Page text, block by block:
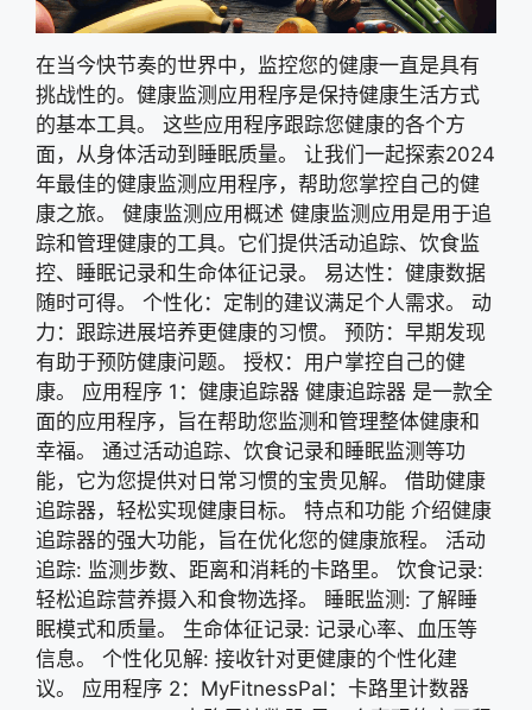
在当今快节奏的世界中，监控您的健康一直是具有
挑战性的。健康监测应用程序是保持健康生活方式
的基本工具。 这些应用程序跟踪您健康的各个方
面，从身体活动到睡眠质量。 让我们一起探索2024
年最佳的健康监测应用程序，帮助您掌控自己的健
康之旅。 健康监测应用概述 健康监测应用是用于追
踪和管理健康的工具。它们提供活动追踪、饮食监
控、睡眠记录和生命体征记录。 易达性：健康数据
随时可得。 个性化：定制的建议满足个人需求。 动
力：跟踪进展培养更健康的习惯。 预防：早期发现
有助于预防健康问题。 授权：用户掌控自己的健
康。 应用程序 1：健康追踪器 健康追踪器 是一款全
面的应用程序，旨在帮助您监测和管理整体健康和
幸福。 通过活动追踪、饮食记录和睡眠监测等功
能，它为您提供对日常习惯的宝贵见解。 借助健康
追踪器，轻松实现健康目标。 特点和功能 介绍健康
追踪器的强大功能，旨在优化您的健康旅程。 活动
追踪: 监测步数、距离和消耗的卡路里。 饮食记录:
轻松追踪营养摄入和食物选择。 睡眠监测: 了解睡
眠模式和质量。 生命体征记录: 记录心率、血压等
信息。 个性化见解: 接收针对更健康的个性化建
议。 应用程序 2：MyFitnessPal：卡路里计数器